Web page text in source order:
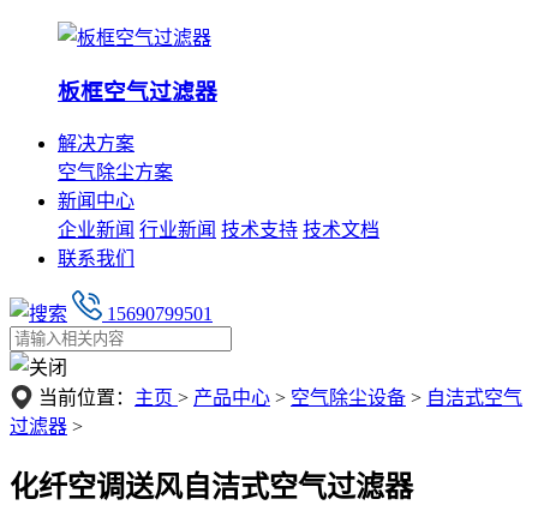
板框空气过滤器
解决方案
空气除尘方案
新闻中心
企业新闻 行业新闻 技术支持 技术文档
联系我们
15690799501
当前位置： 主页 > 产品中心 > 空气除尘设备 > 自洁式空气
过滤器 >
化纤空调送风自洁式空气过滤器